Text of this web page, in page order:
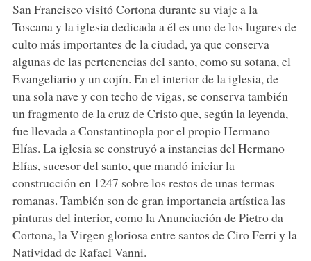
San Francisco visitó Cortona durante su viaje a la
Toscana y la iglesia dedicada a él es uno de los lugares de
culto más importantes de la ciudad, ya que conserva
algunas de las pertenencias del santo, como su sotana, el
Evangeliario y un cojín. En el interior de la iglesia, de
una sola nave y con techo de vigas, se conserva también
un fragmento de la cruz de Cristo que, según la leyenda,
fue llevada a Constantinopla por el propio Hermano
Elías. La iglesia se construyó a instancias del Hermano
Elías, sucesor del santo, que mandó iniciar la
construcción en 1247 sobre los restos de unas termas
romanas. También son de gran importancia artística las
pinturas del interior, como la Anunciación de Pietro da
Cortona, la Virgen gloriosa entre santos de Ciro Ferri y la
Natividad de Rafael Vanni.